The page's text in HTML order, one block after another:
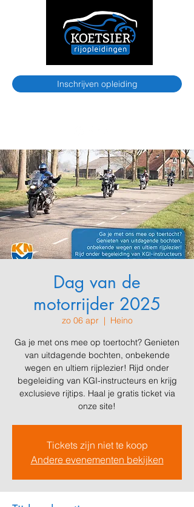
Inschrijven opleiding
Dag van de
motorrijder 2025
zo 06 apr
  |
Heino
Ga je met ons mee op toertocht? Genieten
van uitdagende bochten, onbekende
wegen en ultiem rijplezier! Rijd onder
begeleiding van KGI-instructeurs en krijg
exclusieve rijtips. Haal je gratis ticket via
onze site!
Tickets zijn niet te koop
Andere evenementen bekijken